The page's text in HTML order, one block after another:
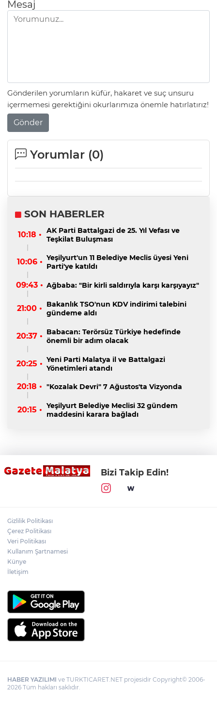
Mesaj
Gönderilen yorumların küfür, hakaret ve suç unsuru
içermemesi gerektiğini okurlarımıza önemle hatırlatırız!
Gönder
Yorumlar (0)
SON HABERLER
10:18 •
AK Parti Battalgazi de 25. Yıl Vefası ve
Teşkilat Buluşması
10:06 • Yeşilyurt'un 11 Belediye Meclis üyesi Yeni
Parti'ye katıldı
09:43 • Ağbaba: "Bir kirli saldırıyla karşı karşıyayız"
21:00 •
Bakanlık TSO'nun KDV indirimi talebini
gündeme aldı
20:37 • Babacan: Terörsüz Türkiye hedefinde
önemli bir adım olacak
20:25 • Yeni Parti Malatya il ve Battalgazi
Yönetimleri atandı
20:18 • "Kozalak Devri" 7 Ağustos'ta Vizyonda
20:15 • Yeşilyurt Belediye Meclisi 32 gündem
maddesini karara bağladı
Bizi Takip Edin!
Gizlilik Politikası
Çerez Politikası
Veri Politikası
Kullanım Şartnamesi
Künye
İletişim
HABER YAZILIMI ve TURKTICARET.NET projesidir Copyright© 2006-
2026 Tüm hakları saklıdır.